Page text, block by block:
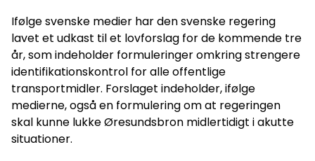
Ifølge svenske medier har den svenske regering
lavet et udkast til et lovforslag for de kommende tre
år, som indeholder formuleringer omkring strengere
identifikationskontrol for alle offentlige
transportmidler. Forslaget indeholder, ifølge
medierne, også en formulering om at regeringen
skal kunne lukke Øresundsbron midlertidigt i akutte
situationer.